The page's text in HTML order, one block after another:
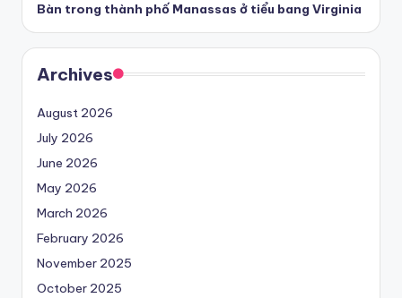
Bàn trong thành phố Manassas ở tiểu bang Virginia
Archives
August 2026
July 2026
June 2026
May 2026
March 2026
February 2026
November 2025
October 2025